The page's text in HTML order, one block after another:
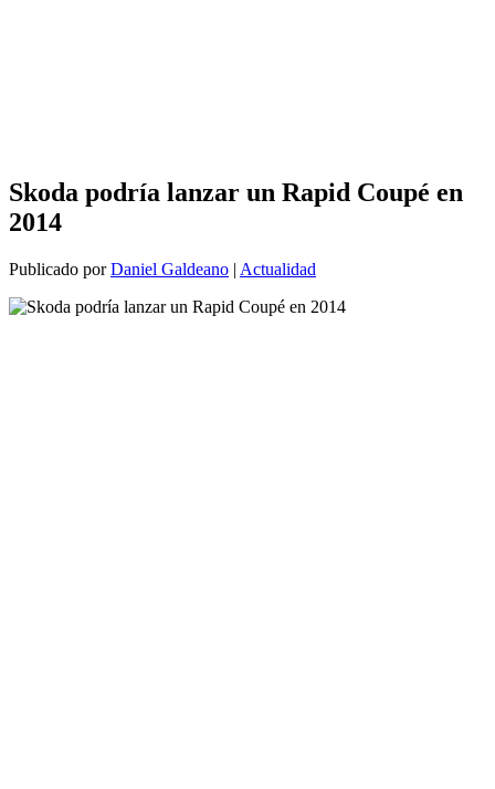
Skoda podría lanzar un Rapid Coupé en
2014
Publicado porDaniel Galdeano | Actualidad